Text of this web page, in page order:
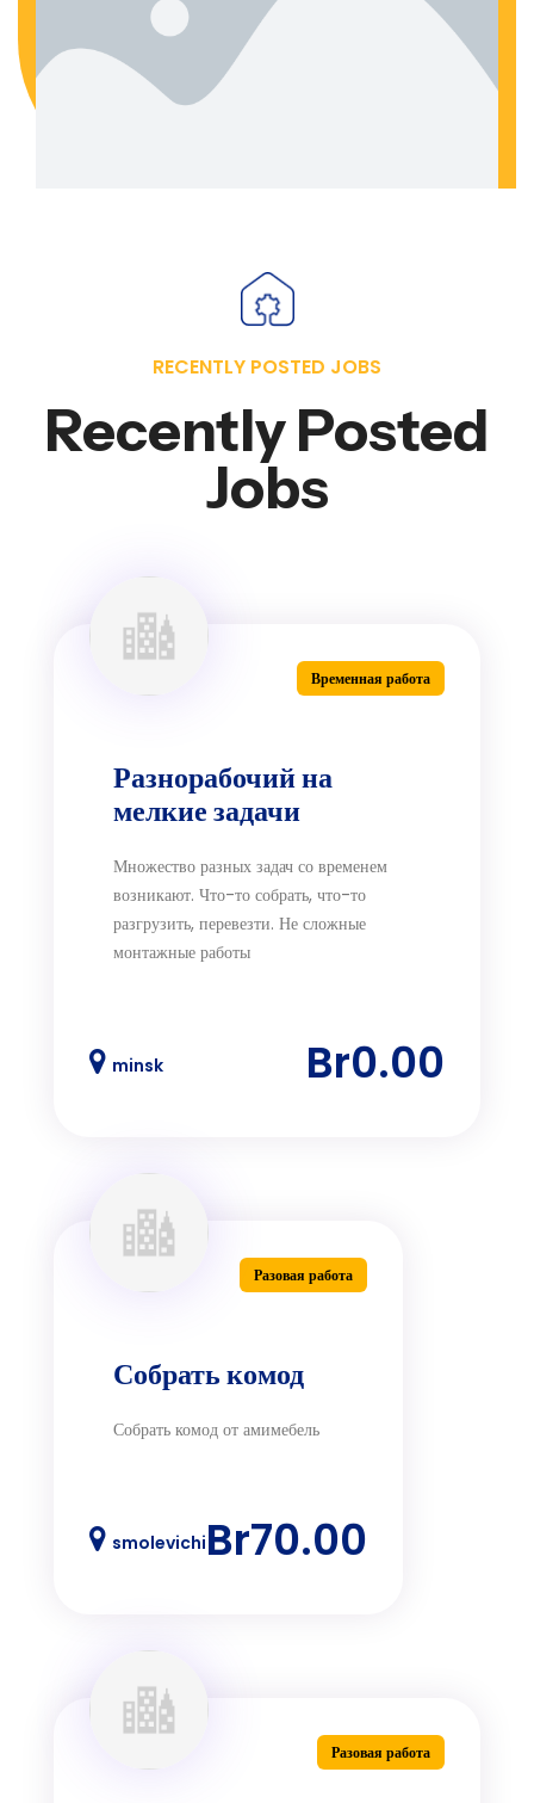
RECENTLY POSTED JOBS
Recently Posted
Jobs
Временная работа
Разнорабочий на
мелкие задачи
Множество разных задач со временем
возникают. Что-то собрать, что-то
разгрузить, перевезти. Не сложные
монтажные работы
minsk Br0.00
Разовая работа
Собрать комод
Собрать комод от амимебель
smolevichiBr70.00
Разовая работа